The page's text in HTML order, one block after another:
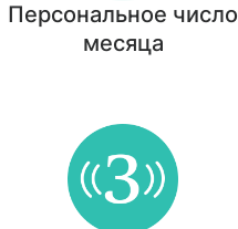
Персональное число
месяца